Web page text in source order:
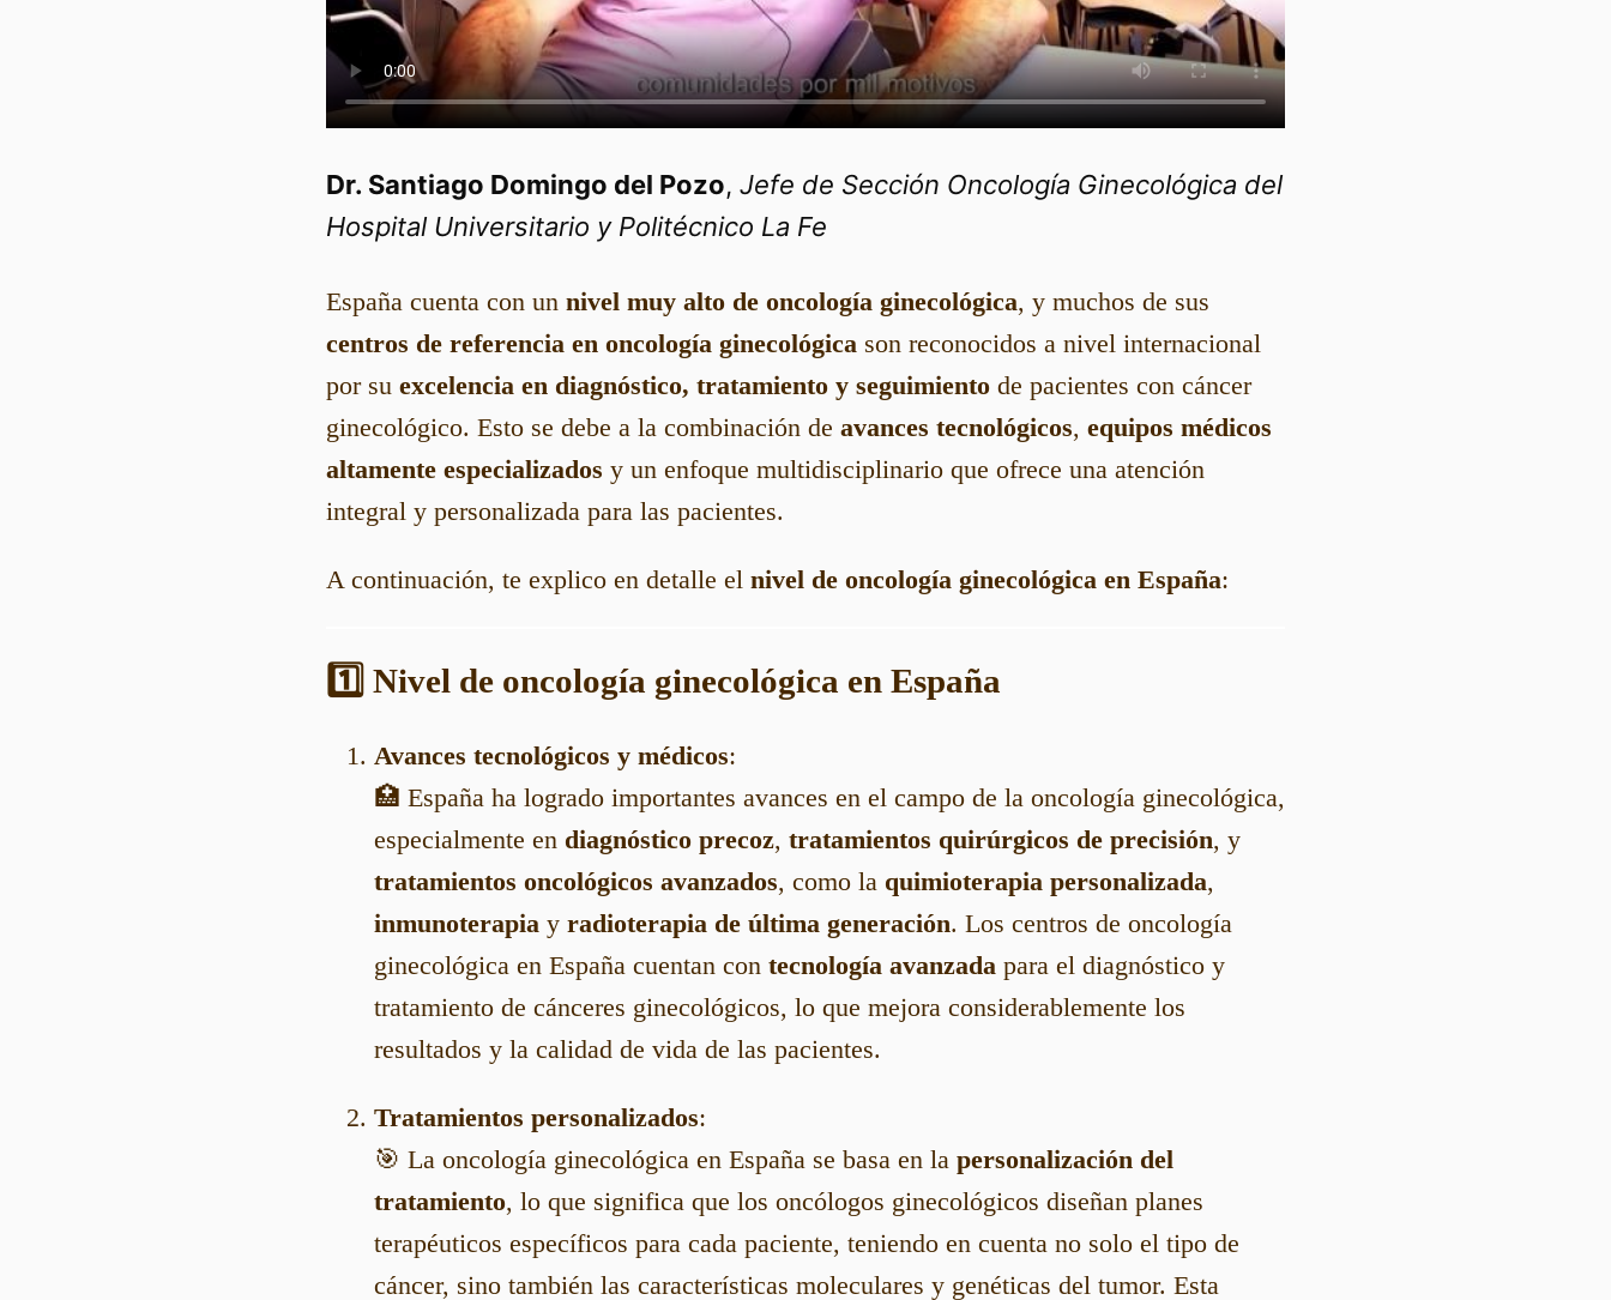
Dr. Santiago Domingo del Pozo, Jefe de Sección Oncología Ginecológica del
Hospital Universitario y Politécnico La Fe
España cuenta con un nivel muy alto de oncología ginecológica, y muchos de sus
centros de referencia en oncología ginecológica son reconocidos a nivel internacional
por su excelencia en diagnóstico, tratamiento y seguimiento de pacientes con cáncer
ginecológico. Esto se debe a la combinación de avances tecnológicos, equipos médicos
altamente especializados y un enfoque multidisciplinario que ofrece una atención
integral y personalizada para las pacientes.
A continuación, te explico en detalle el nivel de oncología ginecológica en España:
1️⃣ Nivel de oncología ginecológica en España
Avances tecnológicos y médicos:
🏥 España ha logrado importantes avances en el campo de la oncología ginecológica,
especialmente en diagnóstico precoz, tratamientos quirúrgicos de precisión, y
tratamientos oncológicos avanzados, como la quimioterapia personalizada,
inmunoterapia y radioterapia de última generación. Los centros de oncología
ginecológica en España cuentan con tecnología avanzada para el diagnóstico y
tratamiento de cánceres ginecológicos, lo que mejora considerablemente los
resultados y la calidad de vida de las pacientes.
Tratamientos personalizados:
🎯 La oncología ginecológica en España se basa en la personalización del
tratamiento, lo que significa que los oncólogos ginecológicos diseñan planes
terapéuticos específicos para cada paciente, teniendo en cuenta no solo el tipo de
cáncer, sino también las características moleculares y genéticas del tumor. Esta